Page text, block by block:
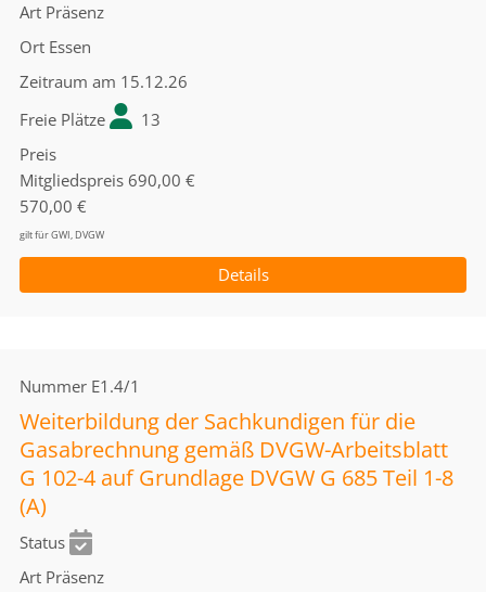
Art Präsenz
Ort Essen
Zeitraum am 15.12.26
Freie Plätze
13
Preis
Mitgliedspreis 690,00 €
570,00 €
gilt für GWI, DVGW
Details
Nummer E1.4/1
Weiterbildung der Sachkundigen für die
Gasabrechnung gemäß DVGW-Arbeitsblatt
G 102-4 auf Grundlage DVGW G 685 Teil 1-8
(A)
Status
Art Präsenz